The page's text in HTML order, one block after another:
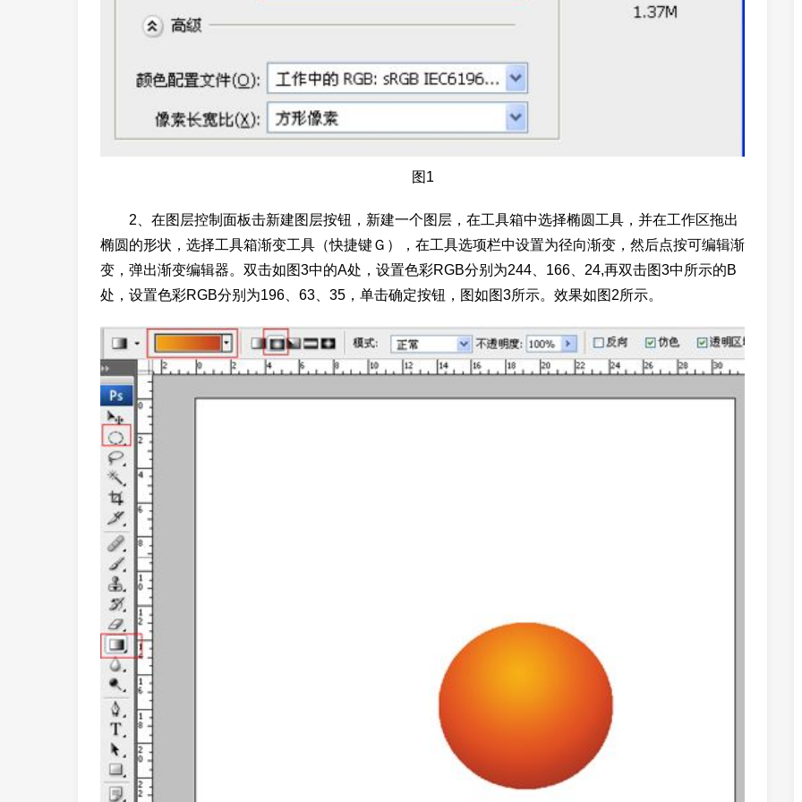
图1
2、在图层控制面板击新建图层按钮，新建一个图层，在工具箱中选择椭圆工具，并在工作区拖出
椭圆的形状，选择工具箱渐变工具（快捷键Ｇ），在工具选项栏中设置为径向渐变，然后点按可编辑渐
变，弹出渐变编辑器。双击如图3中的A处，设置色彩RGB分别为244、166、24,再双击图3中所示的B
处，设置色彩RGB分别为196、63、35，单击确定按钮，图如图3所示。效果如图2所示。